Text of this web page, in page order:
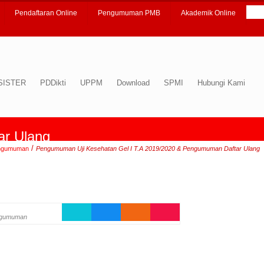
Pendaftaran Online Pengumuman PMB Akademik Online
PDDikti UPPM Download SPMI Hubungi Kami
/ Pengumuman Uji Kesehatan Gel I T.A 2019/2020 & Pengumuman Daftar Ulang
Ulang